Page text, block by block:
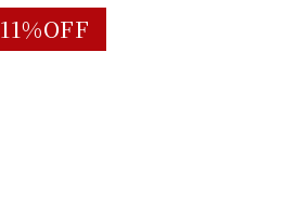
11%OFF